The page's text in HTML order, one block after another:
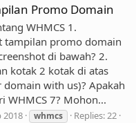
Promo Domain
WHMCS 1.
tampilan promo domain
di bawah? 2.
kotak 2 kotak di atas
with us)? Apakah
WHMCS 7? Mohon...
2018 whmcs
Replies: 22